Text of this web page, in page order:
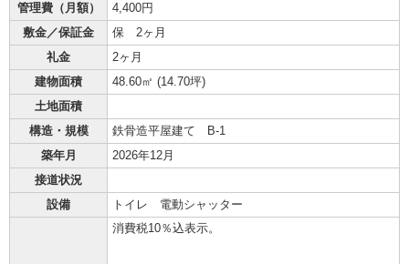
管理費（月額）
4,400円
敷金／保証金
保 2ヶ月
礼金
2ヶ月
建物面積
48.60㎡ (14.70坪)
土地面積
構造・規模
鉄骨造平屋建て B-1
築年月
2026年12月
接道状況
設備
トイレ 電動シャッター
消費税10％込表示。